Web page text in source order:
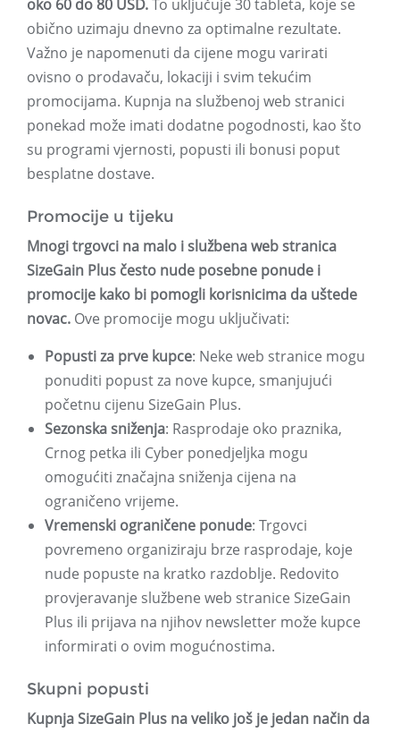
oko 60 do 80 USD.To uključuje 30 tableta, koje se
obično uzimaju dnevno za optimalne rezultate.
Važno je napomenuti da cijene mogu varirati
ovisno o prodavaču, lokaciji i svim tekućim
promocijama. Kupnja na službenoj web stranici
ponekad može imati dodatne pogodnosti, kao što
su programi vjernosti, popusti ili bonusi poput
besplatne dostave.
Promocije u tijeku
Mnogi trgovci na malo i službena web stranica
SizeGain Plus često nude posebne ponude i
promocije kako bi pomogli korisnicima da uštede
novac. Ove promocije mogu uključivati:
Popusti za prve kupce: Neke web stranice mogu
ponuditi popust za nove kupce, smanjujući
početnu cijenu SizeGain Plus.
Sezonska sniženja: Rasprodaje oko praznika,
Crnog petka ili Cyber ​​ponedjeljka mogu
omogućiti značajna sniženja cijena na
ograničeno vrijeme.
Vremenski ograničene ponude: Trgovci
povremeno organiziraju brze rasprodaje, koje
nude popuste na kratko razdoblje. Redovito
provjeravanje službene web stranice SizeGain
Plus ili prijava na njihov newsletter može kupce
informirati o ovim mogućnostima.
Skupni popusti
Kupnja SizeGain Plus na veliko još je jedan način da